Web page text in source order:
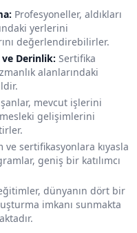
Profesyoneller, aldıkları
yerlerini
değerlendirebilirler.
ve Derinlik: Sertifika
alanlarındaki
mevcut işlerini
gelişimlerini
ve sertifikasyonlara kıyasla
geniş bir katılımcı
dünyanın dört bir
imkanı sunmakta